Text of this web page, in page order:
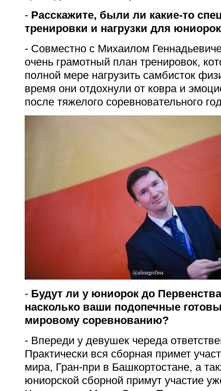
- Расскажите, были ли какие-то
тренировки и нагрузки для
- Совместно с Михаилом
очень грамотный план тренировок,
полной мере нагрузить самбисток
время они отдохнули от ковра и
после тяжелого соревновательного
- Будут ли у юниорок до
насколько ваши подопечные
мировому соревнованию?
- Впереди у девушек череда
Практически вся сборная примет
мира, Гран-при в Башкортостане, а
юниорской сборной примут участие